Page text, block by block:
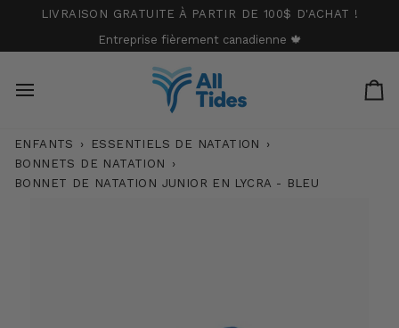
LIVRAISON GRATUITE À PARTIR DE 100$ D'ACHAT !
Entreprise fièrement canadienne 🍁
ENFANTS › ESSENTIELS DE NATATION
›
BONNETS DE NATATION
›
BONNET DE NATATION JUNIOR EN LYCRA - BLEU